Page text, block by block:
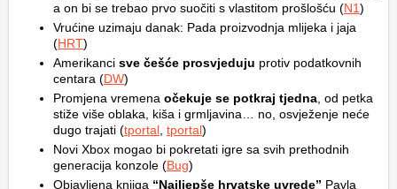
a on bi se trebao prvo suočiti s vlastitom prošlošću (N1)
Vrućine uzimaju danak: Pada proizvodnja mlijeka i jaja
(HRT)
Amerikanci sve češće prosvjeduju protiv podatkovnih
centara (DW)
Promjena vremena očekuje se potkraj tjedna , od petka
stiže više oblaka, kiša i grmljavina… no, osvježenje neće
dugo trajati (tportal tportal)
Novi Xbox mogao bi pokretati igre sa svih prethodnih
generacija konzole (Bug)
Objavljena knjiga “Najljepše hrvatske uvrede” Pavla